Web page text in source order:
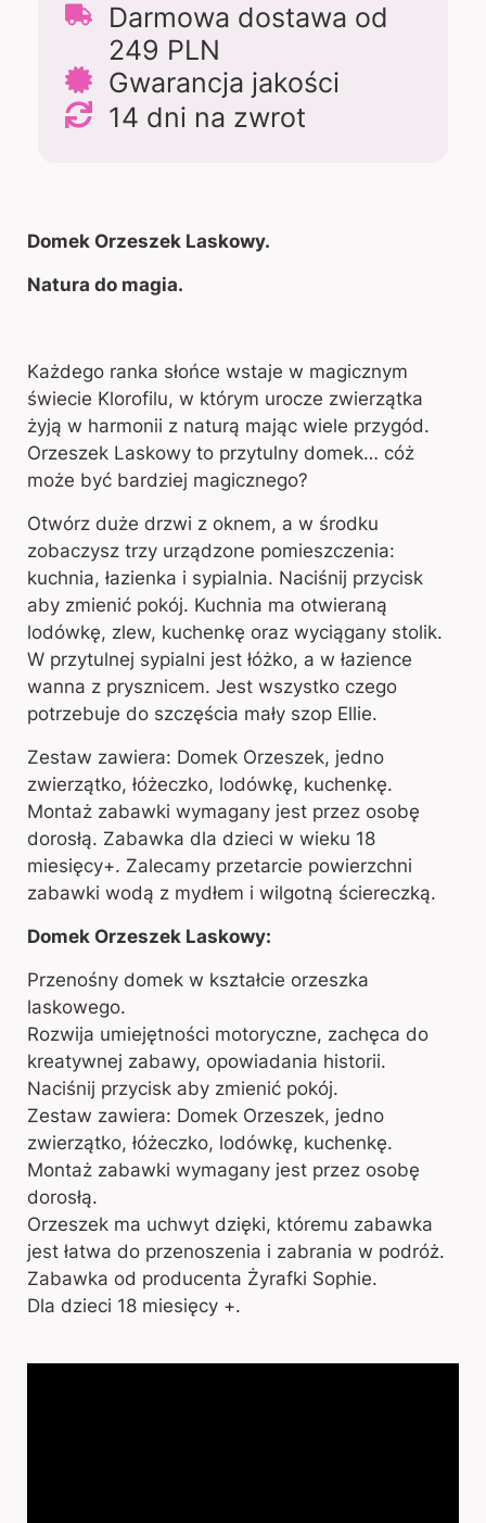
Darmowa dostawa od
249 PLN
Gwarancja jakości
14 dni na zwrot
Domek Orzeszek Laskowy.
Natura do magia.
Każdego ranka słońce wstaje w magicznym
świecie Klorofilu, w którym urocze zwierzątka
żyją w harmonii z naturą mając wiele przygód.
Orzeszek Laskowy to przytulny domek… cóż
może być bardziej magicznego?
Otwórz duże drzwi z oknem, a w środku
zobaczysz trzy urządzone pomieszczenia:
kuchnia, łazienka i sypialnia. Naciśnij przycisk
aby zmienić pokój. Kuchnia ma otwieraną
lodówkę, zlew, kuchenkę oraz wyciągany stolik.
W przytulnej sypialni jest łóżko, a w łazience
wanna z prysznicem. Jest wszystko czego
potrzebuje do szczęścia mały szop Ellie.
Zestaw zawiera: Domek Orzeszek, jedno
zwierzątko, łóżeczko, lodówkę, kuchenkę.
Montaż zabawki wymagany jest przez osobę
dorosłą. Zabawka dla dzieci w wieku 18
miesięcy+. Zalecamy przetarcie powierzchni
zabawki wodą z mydłem i wilgotną ściereczką.
Domek Orzeszek Laskowy:
Przenośny domek w kształcie orzeszka
laskowego.
Rozwija umiejętności motoryczne, zachęca do
kreatywnej zabawy, opowiadania historii.
Naciśnij przycisk aby zmienić pokój.
Zestaw zawiera: Domek Orzeszek, jedno
zwierzątko, łóżeczko, lodówkę, kuchenkę.
Montaż zabawki wymagany jest przez osobę
dorosłą.
Orzeszek ma uchwyt dzięki, któremu zabawka
jest łatwa do przenoszenia i zabrania w podróż.
Zabawka od producenta Żyrafki Sophie.
Dla dzieci 18 miesięcy +.